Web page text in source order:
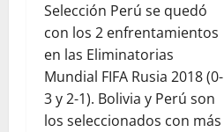
Selección Perú se quedó
con los 2 enfrentamientos
en las Eliminatorias
Mundial FIFA Rusia 2018 (0-
3 y 2-1). Bolivia y Perú son
los seleccionados con más